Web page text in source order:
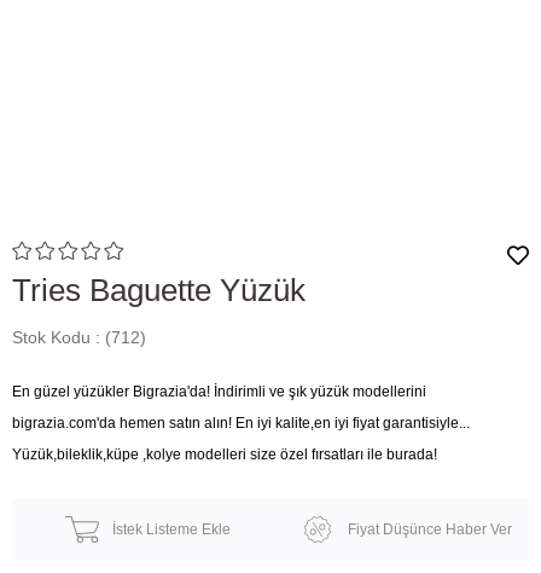
Tries Baguette Yüzük
Stok Kodu (712)
En güzel yüzükler Bigrazia'da! İndirimli ve şık yüzük modellerini
bigrazia.com'da hemen satın alın! En iyi kalite,en iyi fiyat garantisiyle...
Yüzük,bileklik,küpe ,kolye modelleri size özel fırsatları ile burada!
İstek Listeme Ekle Fiyat Düşünce Haber Ver